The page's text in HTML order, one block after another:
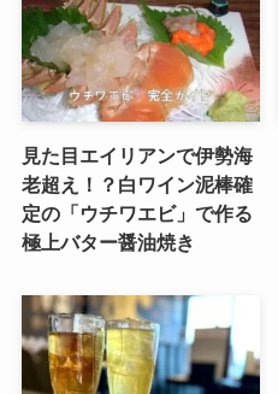
見た目エイリアンで伊勢海
老超え！？白ワイン泥棒確
定の「ウチワエビ」で作る
極上バター醤油焼き